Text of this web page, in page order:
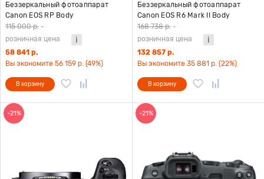
Беззеркальный фотоаппарат
Canon EOS RP Body
115 000 р. -
розничная цена
58 841 р.
Вы экономите 56 159 р. (49%)
В корзину
Беззеркальный фотоаппарат
Canon EOS R6 Mark II Body
168 738 р. -
розничная цена
132 857 р.
Вы экономите 35 881 р. (22%)
В корзину
-21% -21%